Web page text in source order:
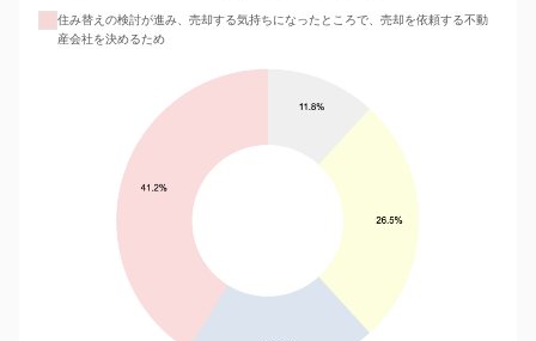
住み替えの検討が進み、売却する気持ちになったところで、売却を依頼する不動
産会社を決めるため